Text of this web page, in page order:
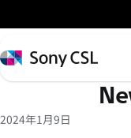
イ
ン
コ
テ
Sony
CSL
2024年1月9日